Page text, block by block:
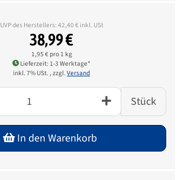
UVP des Herstellers: 42,40 € inkl. USt
38,99 €
1,95 € pro 1 kg
Lieferzeit: 1-3 Werktage*
inkl. 7% USt. , zzgl. Versand
Stück
In den Warenkorb